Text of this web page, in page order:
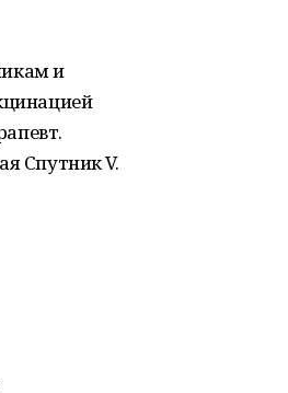
и
Спутник V.